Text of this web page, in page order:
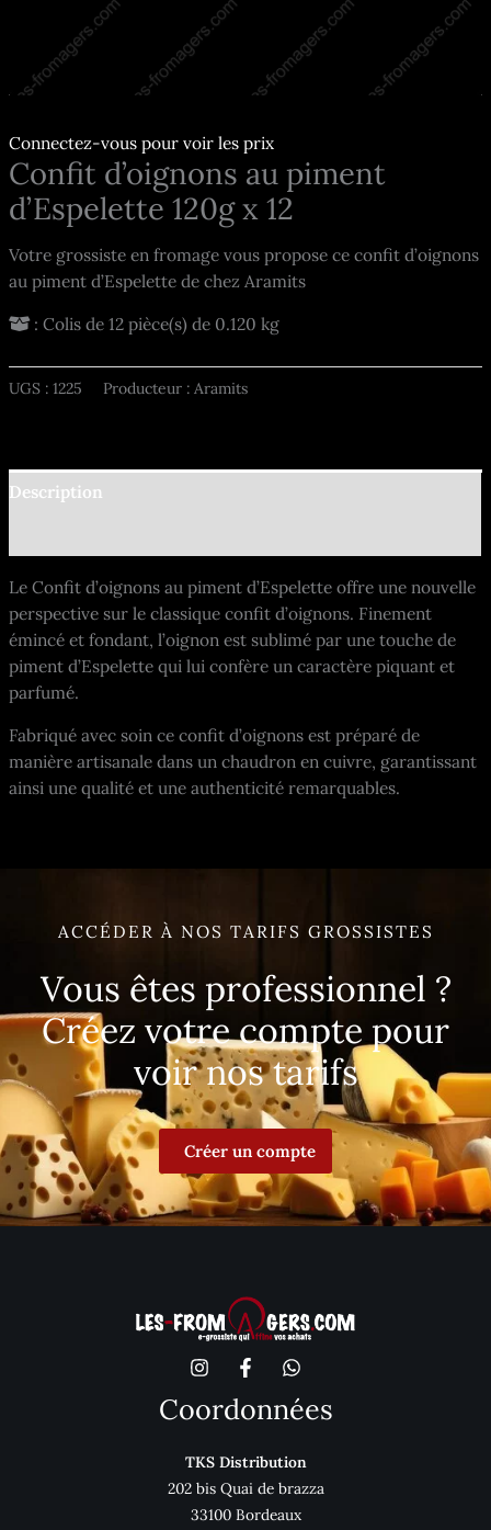
Connectez-vous pour voir les prix
Confit d’oignons au piment
d’Espelette 120g x 12
Votre grossiste en fromage vous propose ce confit d’oignons
au piment d’Espelette de chez Aramits
: Colis de 12 pièce(s) de 0.120 kg
UGS :1225 Producteur : Aramits
Description
Le Confit d’oignons au piment d’Espelette offre une nouvelle
perspective sur le classique confit d’oignons. Finement
émincé et fondant, l’oignon est sublimé par une touche de
piment d’Espelette qui lui confère un caractère piquant et
parfumé.
Fabriqué avec soin ce confit d’oignons est préparé de
manière artisanale dans un chaudron en cuivre, garantissant
ainsi une qualité et une authenticité remarquables.
ACCÉDER À NOS TARIFS GROSSISTES
Vous êtes professionnel ?
Créez votre compte pour
voir nos tarifs
Créer un compte
Coordonnées
TKS Distribution
202 bis Quai de brazza
33100 Bordeaux